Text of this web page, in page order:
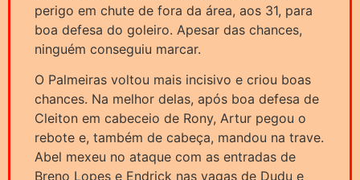
perigo em chute de fora da área, aos 31, para
boa defesa do goleiro. Apesar das chances,
ninguém conseguiu marcar.
O Palmeiras voltou mais incisivo e criou boas
chances. Na melhor delas, após boa defesa de
Cleiton em cabeceio de Rony, Artur pegou o
rebote e, também de cabeça, mandou na trave.
Abel mexeu no ataque com as entradas de
Breno Lopes e Endrick nas vagas de Dudu e